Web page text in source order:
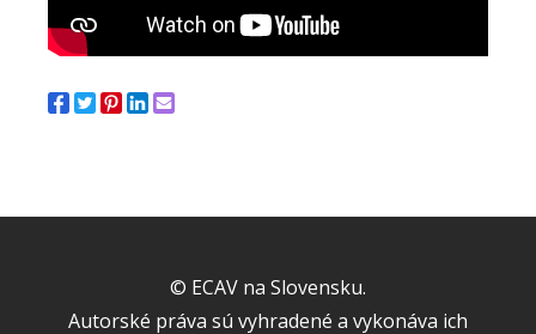
© ECAV na Slovensku.
Autorské práva sú vyhradené a vykonáva ich